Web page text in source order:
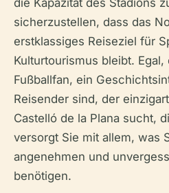
die Kapazität des Stadions
sicherzustellen, dass das
erstklassiges Reiseziel für
Kulturtourismus bleibt.
Fußballfan, ein
Reisender sind, der
Castelló de la Plana sucht,
versorgt Sie mit allem, was
angenehmen und
benötigen.